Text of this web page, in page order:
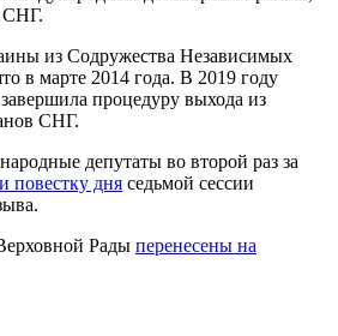
СНГ.
из Содружества Независимых
в марте 2014 года. В 2019 году
процедуру выхода из
СНГ.
депутаты во второй раз за
повестку дня седьмой сессии
Рады перенесены на